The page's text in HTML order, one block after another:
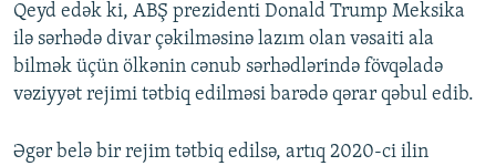
Qeyd edək ki, ABŞ prezidenti Donald Trump Meksika
ilə sərhədə divar çəkilməsinə lazım olan vəsaiti ala
bilmək üçün ölkənin cənub sərhədlərində fövqəladə
vəziyyət rejimi tətbiq edilməsi barədə qərar qəbul edib.
Əgər belə bir rejim tətbiq edilsə, artıq 2020-ci ilin